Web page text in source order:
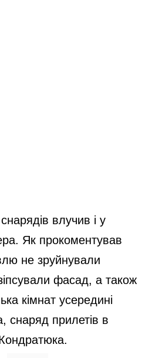
влучив і у
Як прокоментував
не зруйнували
фасад, а також
кімнат усередині
снаряд прилетів в